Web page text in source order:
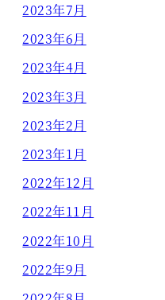
2023年7月
2023年6月
2023年4月
2023年3月
2023年2月
2023年1月
2022年12月
2022年11月
2022年10月
2022年9月